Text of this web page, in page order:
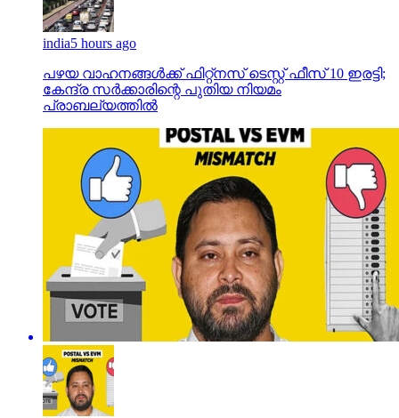
india5 hours ago
പഴയ വാഹനങ്ങള്‍ക്ക് ഫിറ്റ്‌നസ് ടെസ്റ്റ് ഫീസ് 10 ഇരട്ടി;
കേന്ദ്ര സര്‍ക്കാരിന്റെ പുതിയ നിയമം
പ്രാബല്യത്തില്‍